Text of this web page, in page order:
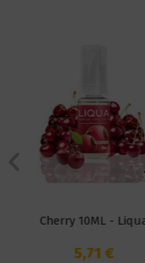
Cherry 10ML -
5,71 €